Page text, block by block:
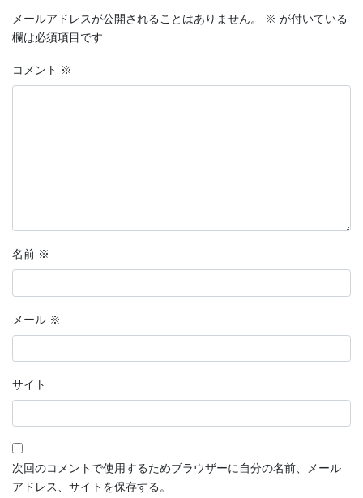
メールアドレスが公開されることはありません。 ※ が付いている
欄は必須項目です
コメント ※
名前 ※
メール ※
サイト
次回のコメントで使用するためブラウザーに自分の名前、メール
アドレス、サイトを保存する。